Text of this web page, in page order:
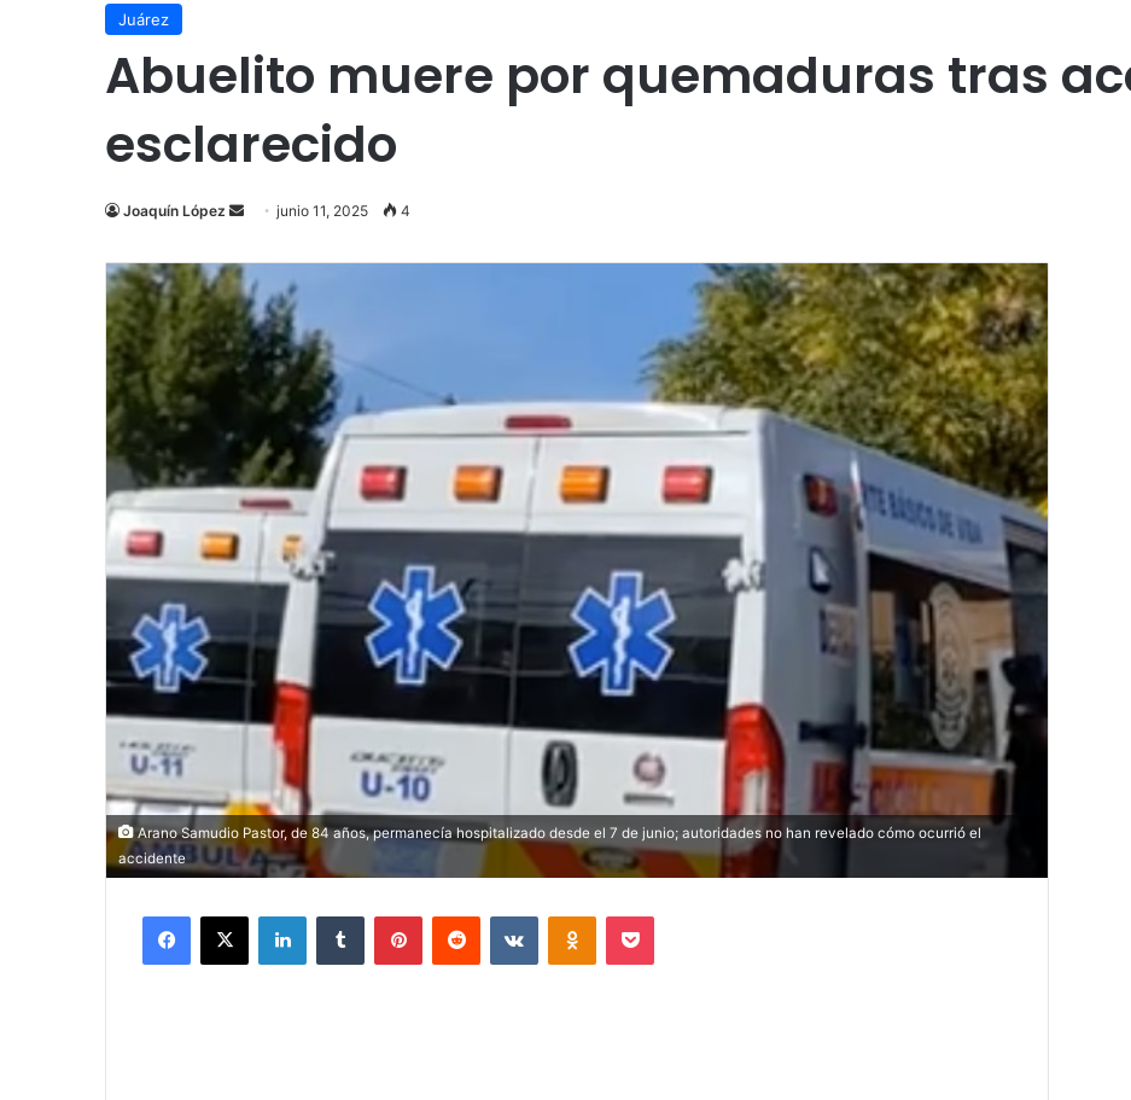
Juárez
Abuelito muere por quemaduras tras
esclarecido
Joaquín López
Send
email
junio 11, 2025 4
Arano Samudio Pastor, de 84 años, permanecía hospitalizado desde el 7 de junio; autoridades no han revelado cómo ocurrió el
accidente
Facebook
X LinkedInTumblr PinterestReddit VKontakteOdnoklassniki
Pocket